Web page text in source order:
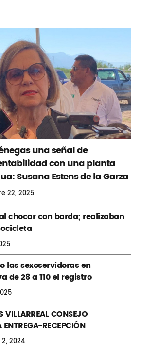
una señal de
con una planta
Susana Estens de la Garza
22, 2025
chocar con barda; realizaban
las sexoservidoras en
de 28 a 110 el registro
VILLARREAL CONSEJO
RECEPCIÓN
2, 2024